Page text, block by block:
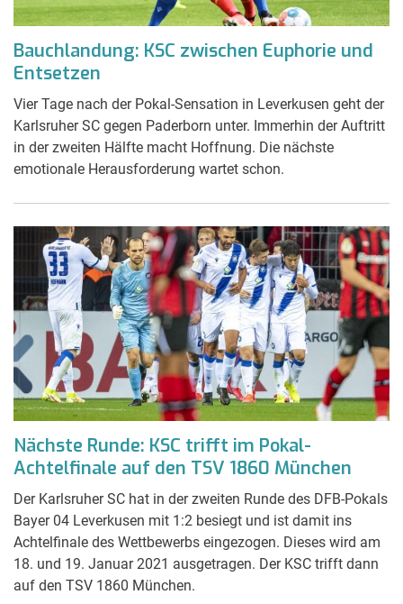
Bauchlandung: KSC zwischen Euphorie und
Entsetzen
Vier Tage nach der Pokal-Sensation in Leverkusen geht der
Karlsruher SC gegen Paderborn unter. Immerhin der Auftritt
in der zweiten Hälfte macht Hoffnung. Die nächste
emotionale Herausforderung wartet schon.
Nächste Runde: KSC trifft im Pokal-
Achtelfinale auf den TSV 1860 München
Der Karlsruher SC hat in der zweiten Runde des DFB-Pokals
Bayer 04 Leverkusen mit 1:2 besiegt und ist damit ins
Achtelfinale des Wettbewerbs eingezogen. Dieses wird am
18. und 19. Januar 2021 ausgetragen. Der KSC trifft dann
auf den TSV 1860 München.